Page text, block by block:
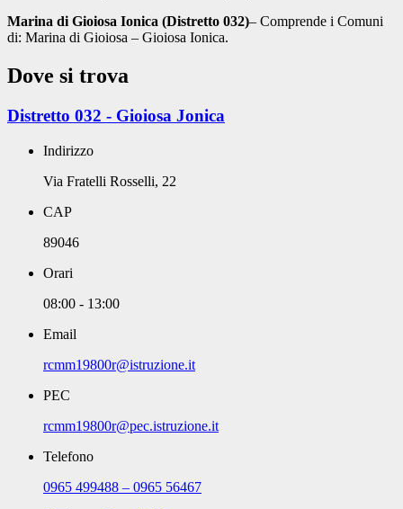
Marina di Gioiosa Ionica (Distretto 032)– Comprende i Comuni
di: Marina di Gioiosa – Gioiosa Ionica.
Dove si trova
Distretto 032 - Gioiosa Jonica
Indirizzo
Via Fratelli Rosselli, 22
CAP
89046
Orari
08:00 - 13:00
Email
rcmm19800r@istruzione.it
PEC
rcmm19800r@pec.istruzione.it
Telefono
0965 499488 – 0965 56467